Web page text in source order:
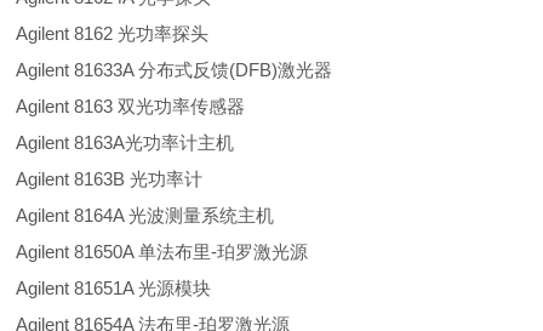
Agilent 8162 光功率探头
Agilent 81633A 分布式反馈(DFB)激光器
Agilent 8163 双光功率传感器
Agilent 8163A光功率计主机
Agilent 8163B 光功率计
Agilent 8164A 光波测量系统主机
Agilent 81650A 单法布里-珀罗激光源
Agilent 81651A 光源模块
Agilent 81654A 法布里-珀罗激光源